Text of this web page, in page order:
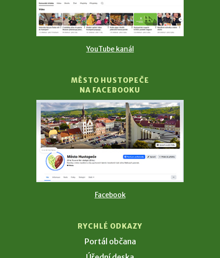
YouTube kanál
MĚSTO HUSTOPEČE
NA FACEBOOKU
Facebook
RYCHLÉ ODKAZY
Portál občana